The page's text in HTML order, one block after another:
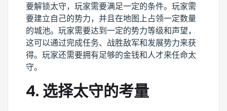
要解锁太守，玩家需要满足一定的条件。玩家需
要建立自己的势力，并且在地图上占领一定数量
的城池。玩家需要达到一定的势力等级和声望，
这可以通过完成任务、战胜敌军和发展势力来获
得。玩家还需要拥有足够的金钱和人才来任命太
守。
4. 选择太守的考量